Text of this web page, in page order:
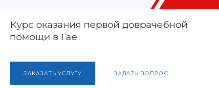
Курс оказания первой доврачебной
помощи в Гае
ЗАКАЗАТЬ УСЛУГУ ЗАДАТЬ ВОПРОС